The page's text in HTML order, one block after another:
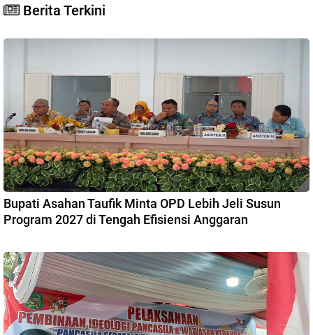
Berita Terkini
Bupati Asahan Taufik Minta OPD Lebih Jeli Susun
Program 2027 di Tengah Efisiensi Anggaran